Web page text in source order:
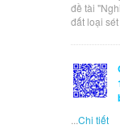
đề tài
đất loại
...Chi tiết